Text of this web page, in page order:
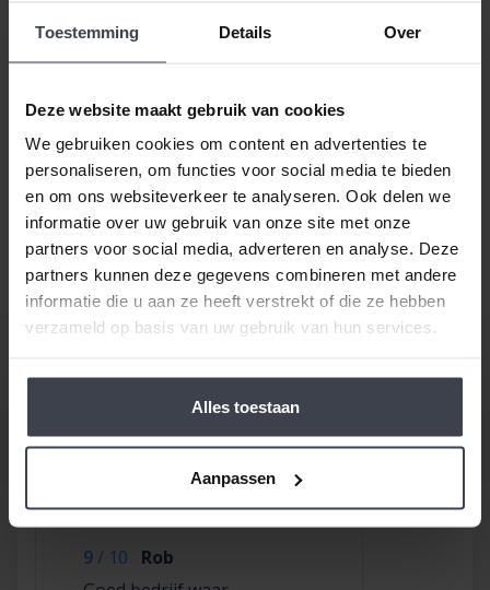
Toestemming Details Over
Deze website maakt gebruik van cookies
We gebruiken cookies om content en advertenties te
personaliseren, om functies voor social media te bieden
en om ons websiteverkeer te analyseren. Ook delen we
informatie over uw gebruik van onze site met onze
partners voor social media, adverteren en analyse. Deze
partners kunnen deze gegevens combineren met andere
informatie die u aan ze heeft verstrekt of die ze hebben
verzameld op basis van uw gebruik van hun services.
Alles toestaan
Aanpassen
volgend jaar uw woning laten stucen, dunpleisteren
houden wij ons aan de gemaakte prijsafspraak vanaf
prijsverhogingen van concurrenten, materialen
of aannemers . Op zoek naar nóg meer gemak voor
een goede prijs, laat dan je stucwerk, pleisterwerk of
spuitwerk voordelig op maat inmeten en realiseren.
Gewoon bij u thuis, voor een echte Slegers
Spuitwerken prijs.
9/ 10
Rob